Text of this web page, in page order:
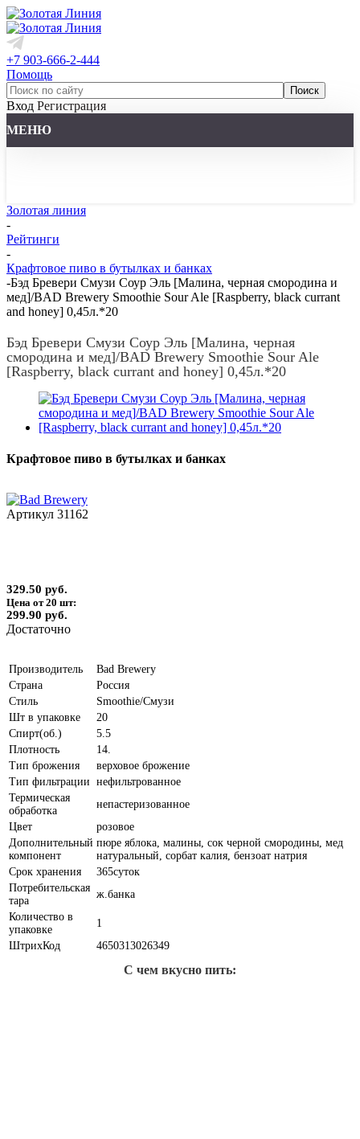
+7 903-666-2-444
Помощь
Вход Регистрация
МЕНЮ
Золотая линия
-
Рейтинги
-
Крафтовое пиво в бутылках и банках
-Бэд Бревери Смузи Соур Эль [Малина, черная смородина и
мед]/BAD Brewery Smoothie Sour Ale [Raspberry, black currant
and honey] 0,45л.*20
Бэд Бревери Смузи Соур Эль [Малина, черная
смородина и мед]/BAD Brewery Smoothie Sour Ale
[Raspberry, black currant and honey] 0,45л.*20
Крафтовое пиво в бутылках и банках
Артикул 31162
329.50 руб.
Цена от 20 шт:
299.90 руб.
Достаточно
Производитель
Bad Brewery
Страна
Россия
Стиль
Smoothie/Смузи
Шт в упаковке
20
Спирт(об.)
5.5
Плотность
14.
Тип брожения
верховое брожение
Тип фильтрации нефильтрованное
Термическая
обработка
непастеризованное
Цвет
розовое
Дополнительный
компонент
пюре яблока, малины, сок черной смородины, мед
натуральный, сорбат калия, бензоат натрия
Срок хранения
365суток
Потребительская
тара
ж.банка
Количество в
упаковке
1
ШтрихКод
4650313026349
С чем вкусно пить: